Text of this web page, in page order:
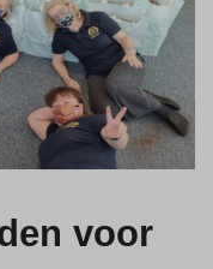
voor